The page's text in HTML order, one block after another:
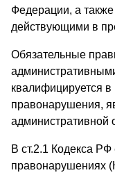
Федерации, а
действующими в
Обязательные
квалифицируется в
правонарушения,
административной
В ст.2.1 Кодекса
правонарушениях